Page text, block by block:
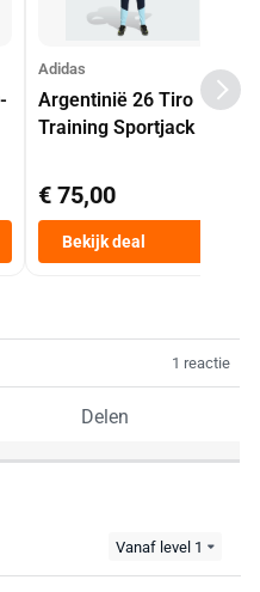
Adidas
Argentinië 26 Tiro
Training Sportjack
€ 75,00
Bekijk deal
1 reactie
Delen
Vanaf level 1